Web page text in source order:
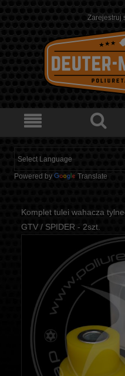
Zarejestruj
Powered by Translate
Komplet tulei wahacza
GTV / SPIDER - 2szt.